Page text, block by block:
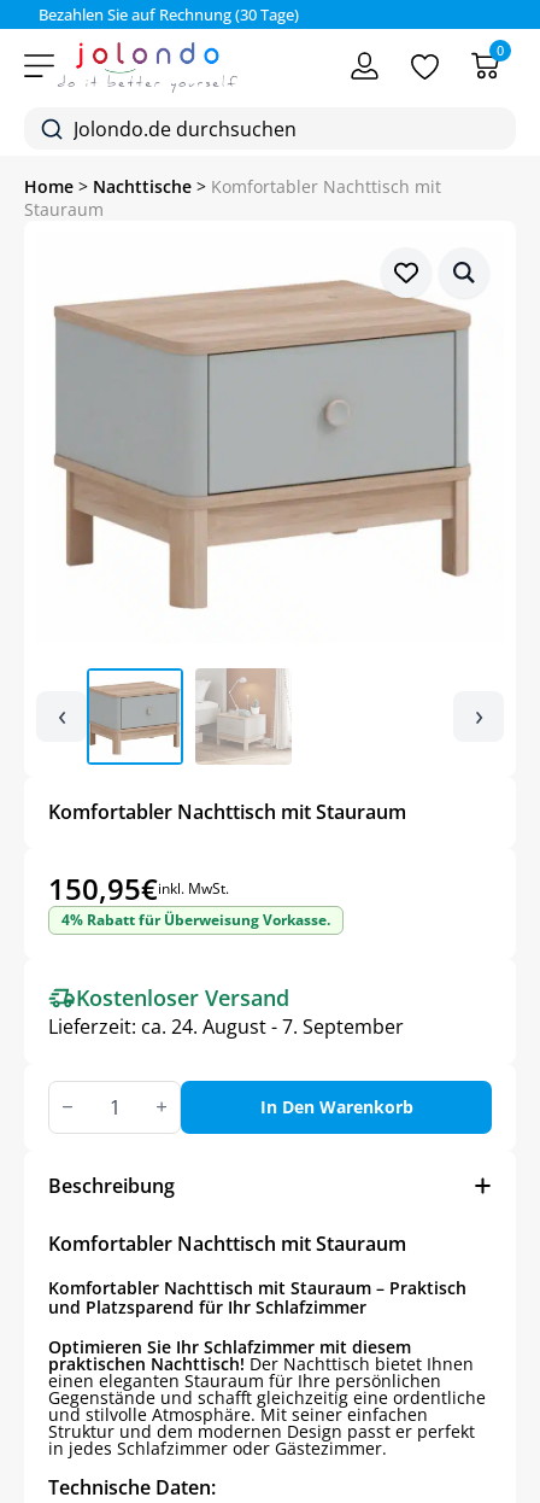
Bezahlen Sie auf Rechnung (30 Tage)
0
Home > Nachttische > Komfortabler Nachttisch mit
Stauraum
‹ ›
Komfortabler Nachttisch mit Stauraum
150,95€inkl. MwSt.
4% Rabatt für Überweisung Vorkasse.
Kostenloser Versand
Lieferzeit: ca. 24. August - 7. September
Komfortabler
Nachttisch
mit
In Den Warenkorb
Beschreibung
Komfortabler Nachttisch mit Stauraum
Komfortabler Nachttisch mit Stauraum – Praktisch
und Platzsparend für Ihr Schlafzimmer
Optimieren Sie Ihr Schlafzimmer mit diesem
praktischen Nachttisch! Der Nachttisch bietet Ihnen
einen eleganten Stauraum für Ihre persönlichen
Gegenstände und schafft gleichzeitig eine ordentliche
und stilvolle Atmosphäre. Mit seiner einfachen
Struktur und dem modernen Design passt er perfekt
in jedes Schlafzimmer oder Gästezimmer.
Technische Daten: